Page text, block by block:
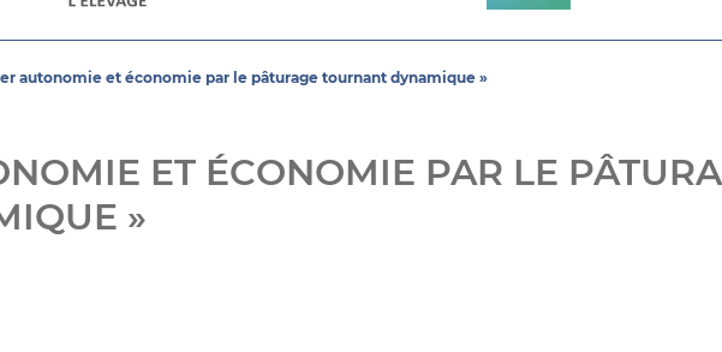
autonomie et économie par le pâturage tournant dynamique »
ET ÉCONOMIE PAR LE
»